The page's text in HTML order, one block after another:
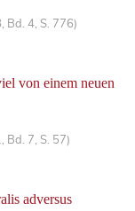
Bd. 4, S. 776)
von einem neuen
Bd. 7, S. 57)
adversus